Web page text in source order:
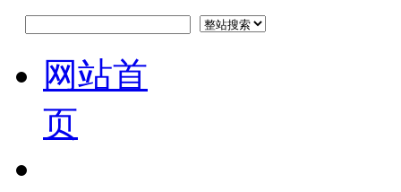
网站首
页